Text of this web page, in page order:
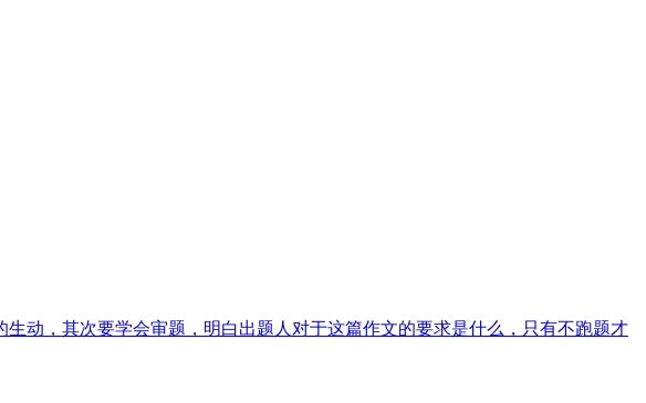
动，其次要学会审题，明白出题人对于这篇作文的要求是什么，只有不跑题才